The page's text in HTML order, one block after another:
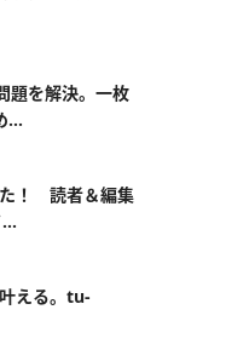
題を解決。一枚
...
た！ 読者＆編集
える。tu-